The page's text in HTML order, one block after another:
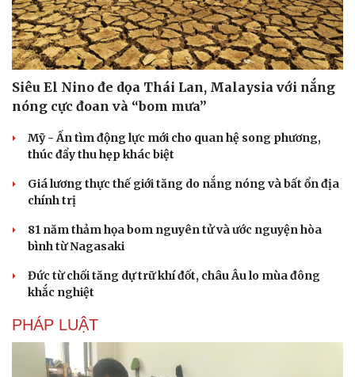
Siêu El Nino đe dọa Thái Lan, Malaysia với nắng
nóng cực đoan và “bom mưa”
Mỹ - Ấn tìm động lực mới cho quan hệ song phương,
thúc đẩy thu hẹp khác biệt
Giá lương thực thế giới tăng do nắng nóng và bất ổn địa
chính trị
81 năm thảm họa bom nguyên tử và ước nguyện hòa
bình từ Nagasaki
Đức từ chối tăng dự trữ khí đốt, châu Âu lo mùa đông
khắc nghiệt
PHÁP LUẬT